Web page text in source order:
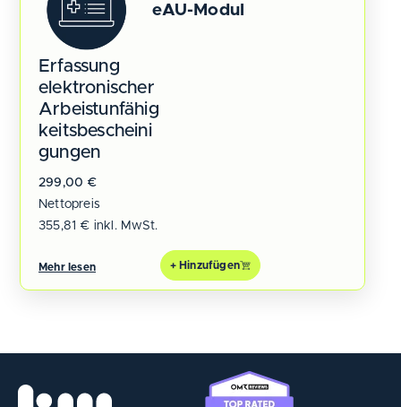
eAU-Modul
Erfassung
elektronischer
Arbeistunfähig
keitsbescheini
gungen
299,00 €
Nettopreis
355,81 € inkl. MwSt.
Mehr lesen + Hinzufügen